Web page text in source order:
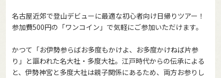
名古屋近郊で登山デビューに最適な初心者向け日帰りツアー！
参加費500円の「ワンコイン」で気軽にご参加いただけます。
かつて「お伊勢参らばお多度もかけよ、お多度かけねば片参
り」と謳われた名大社・多度大社。江戸時代からの伝承による
と、伊勢神宮と多度大社は親子関係にあるため、両方お参りし